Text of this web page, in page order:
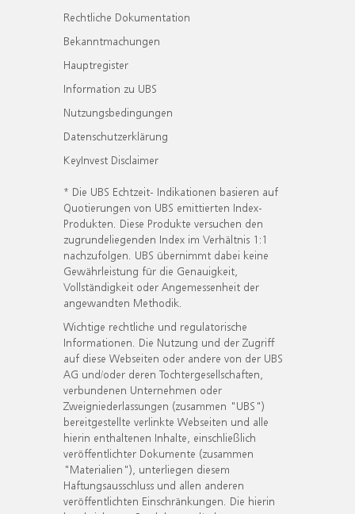
Rechtliche Dokumentation
Bekanntmachungen
Hauptregister
Information zu UBS
Nutzungsbedingungen
Datenschutzerklärung
KeyInvest Disclaimer
* Die UBS Echtzeit- Indikationen basieren auf
Quotierungen von UBS emittierten Index-
Produkten. Diese Produkte versuchen den
zugrundeliegenden Index im Verhältnis 1:1
nachzufolgen. UBS übernimmt dabei keine
Gewährleistung für die Genauigkeit,
Vollständigkeit oder Angemessenheit der
angewandten Methodik.
Wichtige rechtliche und regulatorische
Informationen. Die Nutzung und der Zugriff
auf diese Webseiten oder andere von der UBS
AG und/oder deren Tochtergesellschaften,
verbundenen Unternehmen oder
Zweigniederlassungen (zusammen "UBS")
bereitgestellte verlinkte Webseiten und alle
hierin enthaltenen Inhalte, einschließlich
veröffentlichter Dokumente (zusammen
"Materialien"), unterliegen diesem
Haftungsausschluss und allen anderen
veröffentlichten Einschränkungen. Die hierin